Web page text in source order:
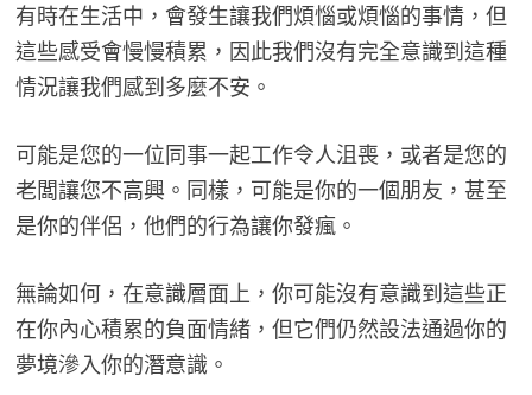
有時在生活中，會發生讓我們煩惱或煩惱的事情，但
這些感受會慢慢積累，因此我們沒有完全意識到這種
情況讓我們感到多麼不安。
可能是您的一位同事一起工作令人沮喪，或者是您的
老闆讓您不高興。同樣，可能是你的一個朋友，甚至
是你的伴侶，他們的行為讓你發瘋。
無論如何，在意識層面上，你可能沒有意識到這些正
在你內心積累的負面情緒，但它們仍然設法通過你的
夢境滲入你的潛意識。